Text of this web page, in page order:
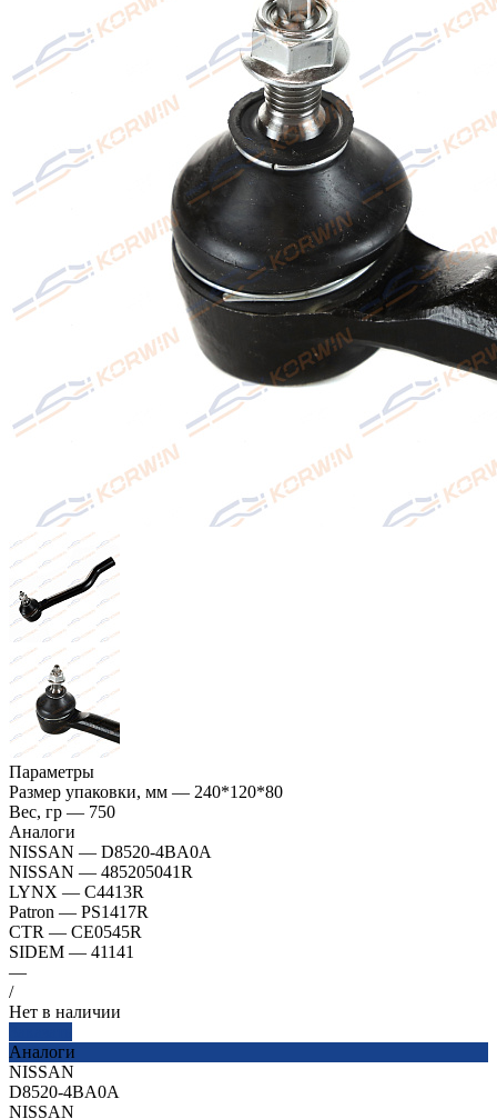
Параметры
Размер упаковки, мм — 240*120*80
Вес, гр — 750
Аналоги
NISSAN — D8520-4BA0A
NISSAN — 485205041R
LYNX — C4413R
Patron — PS1417R
CTR — CE0545R
SIDEM — 41141
—
/
Нет в наличии
Аналоги
NISSAN
D8520-4BA0A
NISSAN